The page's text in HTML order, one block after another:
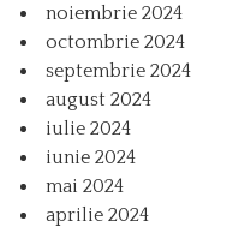
noiembrie 2024
octombrie 2024
septembrie 2024
august 2024
iulie 2024
iunie 2024
mai 2024
aprilie 2024